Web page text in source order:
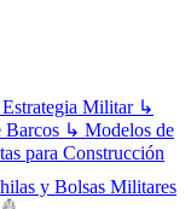
Estrategia Militar ↳
Barcos ↳ Modelos de
para Construcción
y Bolsas Militares